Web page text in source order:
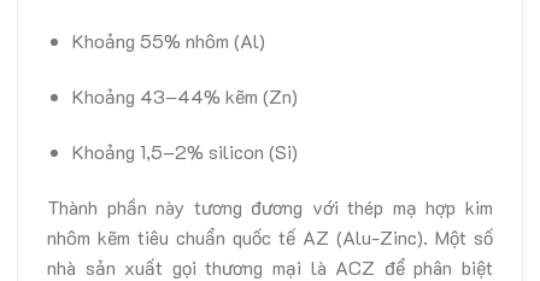
Khoảng 55% nhôm (Al)
Khoảng 43–44% kẽm (Zn)
Khoảng 1,5–2% silicon (Si)
Thành phần này tương đương với thép mạ hợp kim
nhôm kẽm tiêu chuẩn quốc tế AZ (Alu-Zinc). Một số
nhà sản xuất gọi thương mại là ACZ để phân biệt